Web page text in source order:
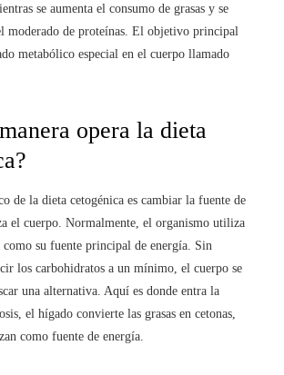
se aumenta el consumo de grasas y se
moderado de proteínas. El objetivo principal
metabólico especial en el cuerpo llamado
opera la dieta
de la dieta cetogénica es cambiar la fuente de
el cuerpo. Normalmente, el organismo utiliza
como su fuente principal de energía. Sin
los carbohidratos a un mínimo, el cuerpo se
una alternativa. Aquí es donde entra la
el hígado convierte las grasas en cetonas,
como fuente de energía.